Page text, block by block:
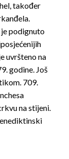
također
podignuto
uvršteno na
godine. Još
709.
na stijeni.